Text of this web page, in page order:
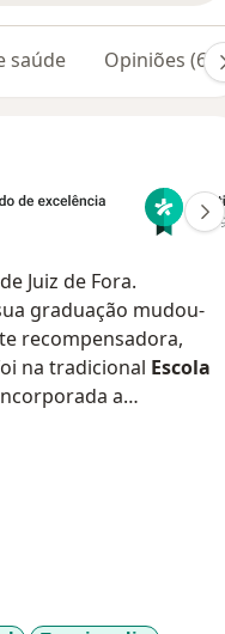
saúde Opiniões (68)
Juiz de Fora.
graduação mudou-
recompensadora,
na tradicional Escola
a
Clínica
no
Em novembro
de Arritmias
e Estimulação
Canadá
demais de 500